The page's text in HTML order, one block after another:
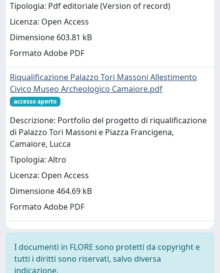
Tipologia: Pdf editoriale (Version of record)
Licenza: Open Access
Dimensione 603.81 kB
Formato Adobe PDF
Riqualificazione Palazzo Tori Massoni Allestimento
Civico Museo Archeologico Camaiore.pdf
accesso aperto
Descrizione: Portfolio del progetto di riqualificazione
di Palazzo Tori Massoni e Piazza Francigena,
Camaiore, Lucca
Tipologia: Altro
Licenza: Open Access
Dimensione 464.69 kB
Formato Adobe PDF
I documenti in FLORE sono protetti da copyright e
tutti i diritti sono riservati, salvo diversa
indicazione.